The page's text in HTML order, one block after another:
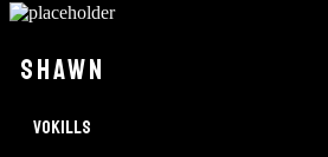
SHAWN
Vokills